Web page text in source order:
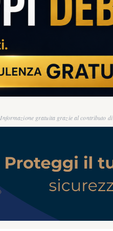
Informazione gratuita grazie al contributo di